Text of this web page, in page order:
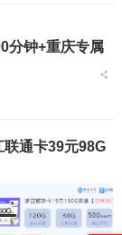
分钟+重庆专属
通卡39元98G